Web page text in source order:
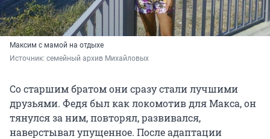
Максим с мамой на отдыхе
Источник: семейный архив Михайловых
Со старшим братом они сразу стали лучшими
друзьями. Федя был как локомотив для Макса, он
тянулся за ним, повторял, развивался,
наверстывал упущенное. После адаптации